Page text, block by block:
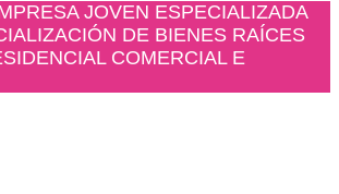
JOVEN ESPECIALIZADA
DE BIENES RAÍCES
COMERCIAL E